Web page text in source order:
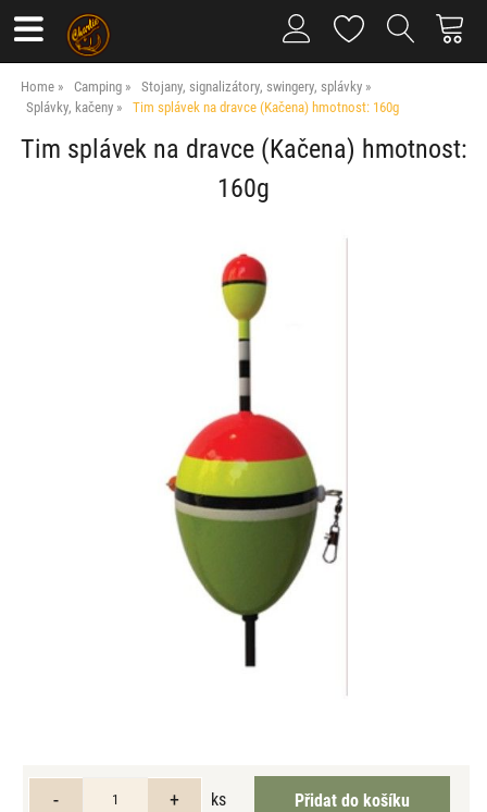
Home Camping
Stojany, signalizátory, swingery, splávky
Splávky, kačeny
Tim splávek na dravce (Kačena) hmotnost: 160g
Tim splávek na dravce (Kačena) hmotnost:
160g
ks